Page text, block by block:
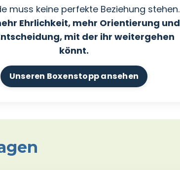
muss keine perfekte Beziehung stehen.
Ehrlichkeit, mehr Orientierung und
mit der ihr weitergehen
könnt.
Unseren Boxenstopp ansehen